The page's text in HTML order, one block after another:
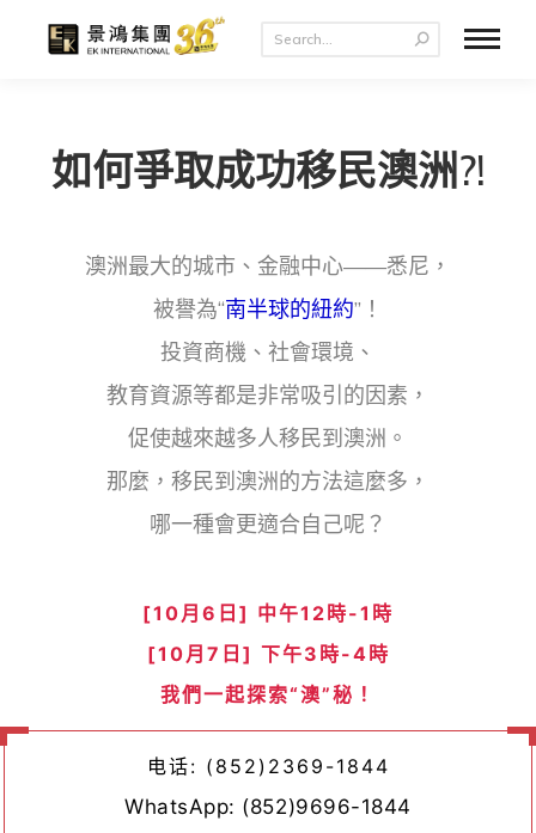
如何爭取成功移民澳洲?!
澳洲最大的城市、金融中心——悉尼，
被譽為“南半球的紐約”！
投資商機、社會環境、
教育資源等都是非常吸引的因素，
促使越來越多人移民到澳洲。
那麼，移民到澳洲的方法這麼多，
哪一種會更適合自己呢？
[10月6 日] 中午12時-1時
[10月7 日] 下午3時-4時
我們一起探索“澳”秘！
电话: (852)2369-1844
WhatsApp: (852)9696-1844